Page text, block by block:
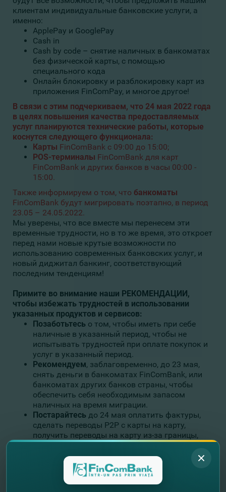
клиентам индивидуальные банковские услуги, а
именно:
ApplePay и GooglePay
Cash in
Cash by code – снятие наличных в банкоматах
без физической карты, с помощью
специального кода
Онлайн блокировку и разблокировку карт из
приложения FinComPay, и многое другое!
В связи с этим подчеркиваем, что 24 мая 2022 года
в целях повышения качества предоставляемых
услуг планируются технические работы, которые
коснутся следующего функционала:
Карты FinComBank с 09:00 до 15:00;
POS-терминалы FinComBank для карт
FinComBank и других банков в часы 00:00 -
15:00.
Также информируем о том, что банкоматы
FinComBank будут мигрировать поэтапно, в период
23.05 – 24.05.2022.
Мы уверены, что все вместе мы перенесем эти
временные трудности, но в то же время, это откроет
перед нами новые крутые возможности по
использованию современных банковских услуг, и
новый диджитал банкинг, соответствующий
последним тенденциям!
Примите во внимание наши РЕКОМЕНДАЦИИ,
чтобы избежать трудностей в использовании
указанных продуктов и сервисов:
Позаботьтесь о том, чтобы иметь при себе
наличные в указанный период, чтобы не
испытывать трудностей при оплате покупок и
услуг в указанный период.
Рекомендуем, заблаговременно, до 23 мая,
снять деньги в банкоматах FinComBank, или
банкоматах других банков страны, чтобы
обеспечить себя необходимым запасом
наличных на время миграции.
Постарайтесь до 24 мая оплатить фактуры,
сделать переводы Р2Р с карты на карту,
получить переводы на карту из-за границы,
если вы их ожидаете, провести конверсионные
и прочие операции по картам и карточным
счетам, или сделать это уже 24 мая после
15:00, когда карты вновь станут активными и
будут работать в обычном режиме.